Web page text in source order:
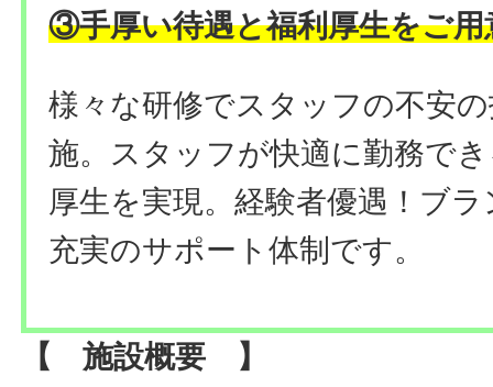
③手厚い待遇と福利厚生をご用
様々な研修でスタッフの不安
施。スタッフが快適に勤務で
厚生を実現。経験者優遇！ブ
充実のサポート体制です。
【 施設概要 】